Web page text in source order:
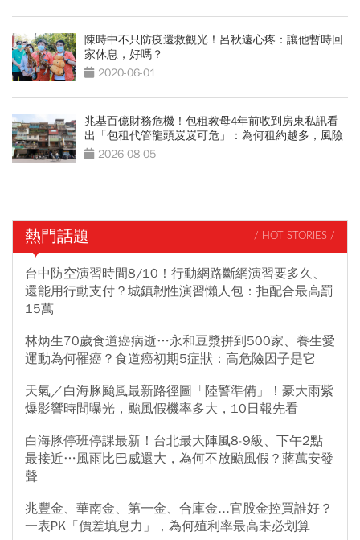
陳時中不只防疫還救觀光！呂秋遠心疼：讓他暫時回
家休息，好嗎？
2020-06-01
兆基百億財務危機！包租教母4年前收到房東私訊看
出「包租代管龍頭岌岌可危」：為何租約越多，風險
越高？
2026-08-05
熱門話題 / HOT STORIES /
台中防空演習時間8/10！行動網路斷網演習要多久、
還能用行動支付？城鎮韌性演習懶人包：拒配合最高罰
15萬
林炳生70歲食道癌病逝…永和豆漿拼到500家、養生愛
運動為何罹癌？食道癌初期5症狀：高危險因子是它
天氣／白海豚颱風最新路徑圖「陸警準備」！豪大雨紫
爆影響時間曝光，颱風假機率多大，10日報先看
白海豚停班停課最新！台北最大陣風8-9級、下午2點
最接近…風雨比巴威還大，為何不放颱風假？蔣萬安發
聲
兆豐金、華南金、第一金、合庫金...官股金控買誰好？
一表PK「價差填息力」，為何殖利率最高未必划算